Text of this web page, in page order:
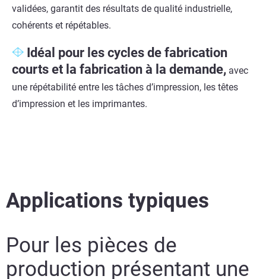
validées, garantit des résultats de qualité industrielle,
cohérents et répétables.
Idéal pour les cycles de fabrication
courts et la fabrication à la demande, avec
une répétabilité entre les tâches d’impression, les têtes
d’impression et les imprimantes.
Applications typiques
Pour les pièces de
production présentant une